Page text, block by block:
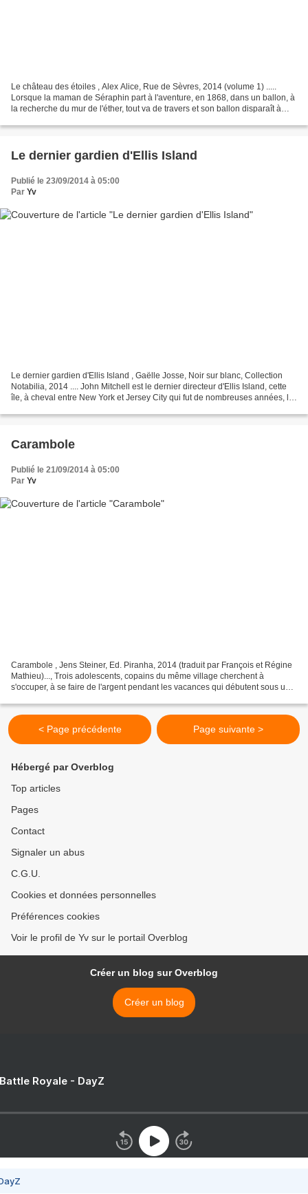
Le château des étoiles , Alex Alice, Rue de Sèvres, 2014 (volume 1) .....
Lorsque la maman de Séraphin part à l'aventure, en 1868, dans un ballon, à
la recherche du mur de l'éther, tout va de travers et son ballon disparaît à
Le dernier gardien d'Ellis Island
Publié le 23/09/2014 à 05:00
Par Yv
Le dernier gardien d'Ellis Island , Gaëlle Josse, Noir sur blanc, Collection
Notabilia, 2014 .... John Mitchell est le dernier directeur d'Ellis Island, cette
île, à cheval entre New York et Jersey City qui fut de nombreuses années, le
Carambole
Publié le 21/09/2014 à 05:00
Par Yv
Carambole , Jens Steiner, Ed. Piranha, 2014 (traduit par François et Régine
Mathieu)..., Trois adolescents, copains du même village cherchent à
s'occuper, à se faire de l'argent pendant les vacances qui débutent sous une
< Page précédente Page suivante >
Hébergé par Overblog
Top articles
Pages
Contact
Signaler un abus
C.G.U.
Cookies et données personnelles
Préférences cookies
Voir le profil de Yv sur le portail Overblog
Créer un blog sur Overblog
Créer un blog
Royale - DayZ